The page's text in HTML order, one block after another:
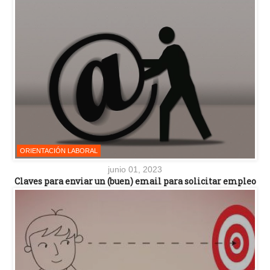
ORIENTACIÓN LABORAL
junio 01, 2023
Claves para enviar un (buen) email para solicitar empleo